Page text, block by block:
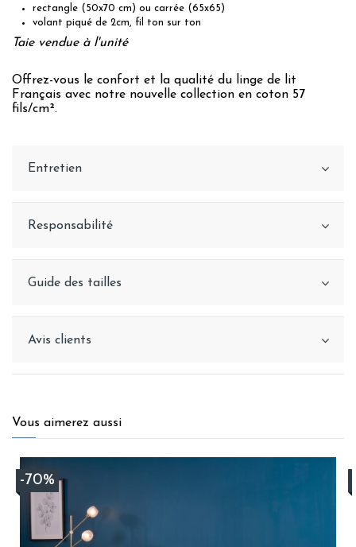
rectangle (50x70 cm) ou carrée (65x65)
volant piqué de 2cm, fil ton sur ton
Taie vendue à l'unité
Offrez-vous le confort et la qualité du linge de lit
Français avec notre nouvelle collection en coton 57
fils/cm².
Entretien
Responsabilité
Guide des tailles
Avis clients
Vous aimerez aussi
-70%